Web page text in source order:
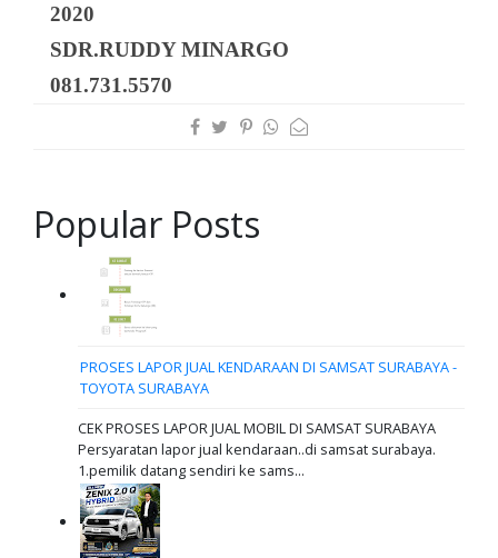
2020
SDR.RUDDY MINARGO
081.731.5570
Popular Posts
PROSES LAPOR JUAL KENDARAAN DI SAMSAT SURABAYA -
TOYOTA SURABAYA
CEK PROSES LAPOR JUAL MOBIL DI SAMSAT SURABAYA
Persyaratan lapor jual kendaraan..di samsat surabaya.
1.pemilik datang sendiri ke sams...